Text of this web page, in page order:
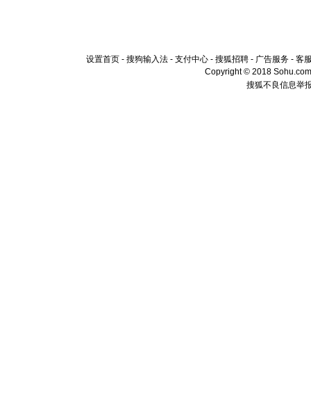
设置首页 - 搜狗输入法 - 支付中心 - 搜狐招聘 - 广告服务 - 客
Copyright © 2018
搜狐不良信息举